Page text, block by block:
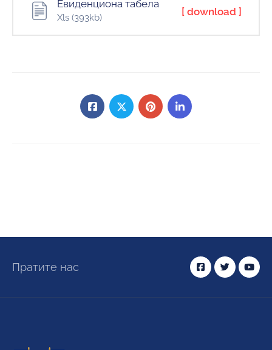
Евиденциона табела
Xls (393kb) [ download ]
Пратите нас